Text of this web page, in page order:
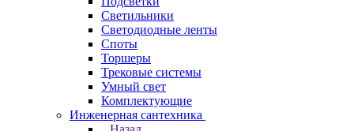
Светильники
Светодиодные ленты
Споты
Торшеры
Трековые системы
Умный свет
Комплектующие
Инженерная сантехника